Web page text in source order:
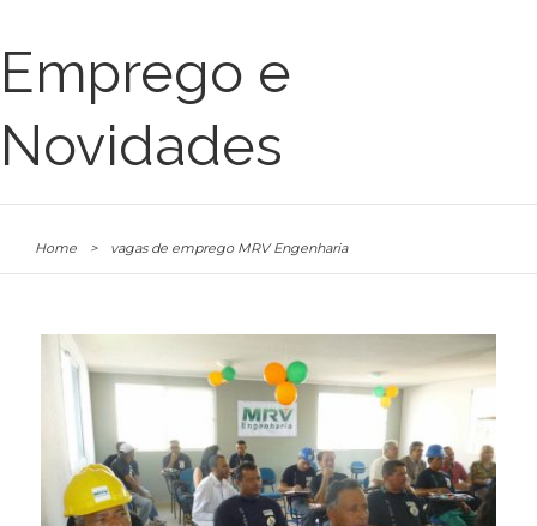
Emprego e
Novidades
Home > vagas de emprego MRV Engenharia